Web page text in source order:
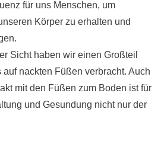
für uns Menschen, um
Körper zu erhalten und
Sicht haben wir einen Großteil
auf nackten Füßen verbracht. Auch
mit den Füßen zum Boden ist für
und Gesundung nicht nur der